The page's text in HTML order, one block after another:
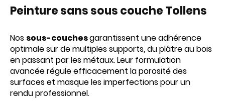
Peinturesans sous couche Tollens
Nos sous-couchesgarantissent une adhérence
optimale sur de multiples supports, du plâtre au bois
en passant par les métaux. Leur formulation
avancée régule efficacement la porosité des
surfaces et masque les imperfections pour un
rendu professionnel.